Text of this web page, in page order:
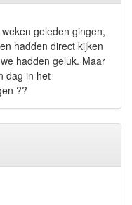
geleden gingen,
hadden direct kijken
hadden geluk. Maar
dag in het
??